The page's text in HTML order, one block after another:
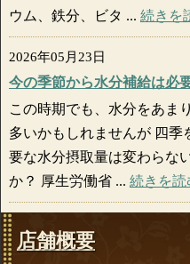
ウム、鉄分、ビタ ... 続きを
2026年05月23日
今の季節から水分補給は必
この時期でも、水分をあま
多いかもしれませんが 四季
要な水分摂取量は変わらな
か？ 厚生労働省 ... 続きを読
店舗概要